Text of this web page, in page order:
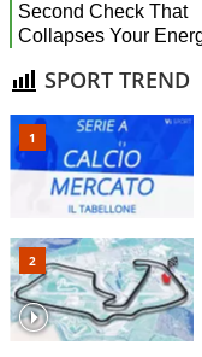
SPORT TREND